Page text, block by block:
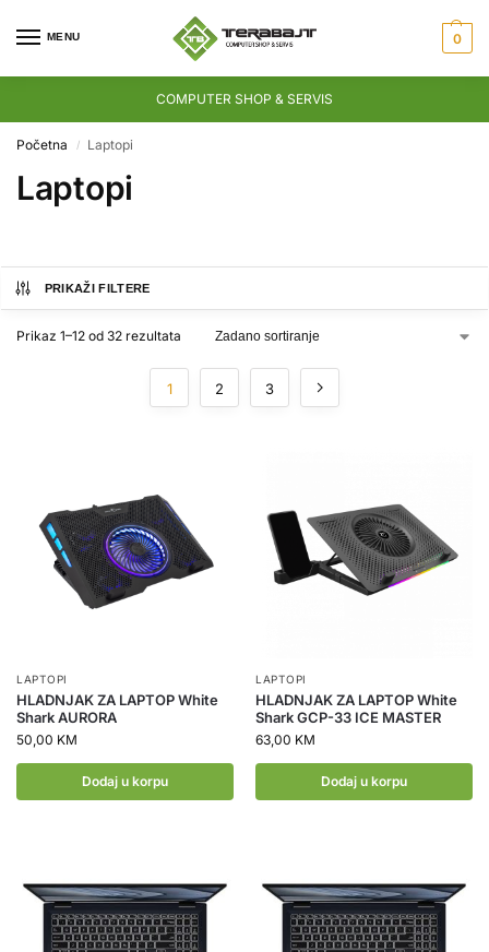
MENU 0
COMPUTER SHOP & SERVIS
Početna / Laptopi
Laptopi
PRIKAŽI FILTERE
Prikaz 1–12 od 32 rezultata
1 2 3
LAPTOPI
HLADNJAK ZA LAPTOP White
Shark AURORA
50,00 KM
Dodaj u korpu
LAPTOPI
HLADNJAK ZA LAPTOP White
Shark GCP-33 ICE MASTER
63,00 KM
Dodaj u korpu